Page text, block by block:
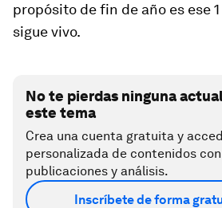
propósito de fin de año es ese
sigue vivo.
No te pierdas ninguna
este tema
Crea una cuenta gratuita y
personalizada de contenidos
publicaciones y análisis.
Inscríbete de forma